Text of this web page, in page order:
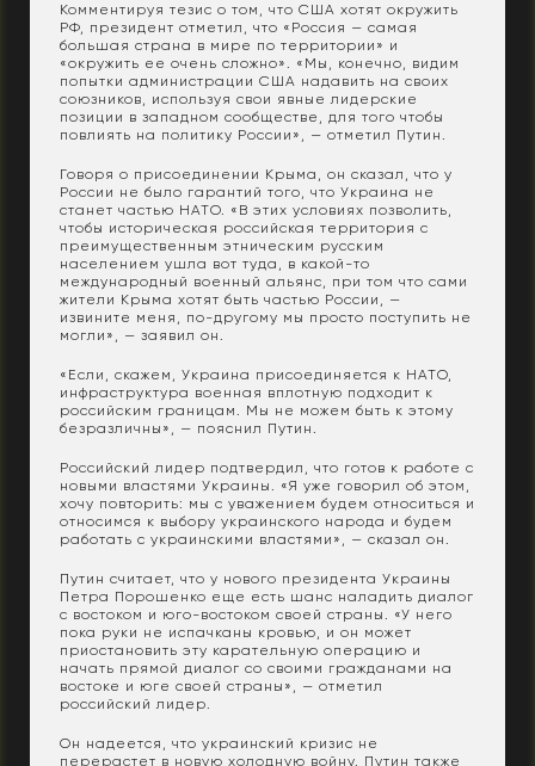
Комментируя тезис о том, что США хотят окружить
РФ, президент отметил, что «Россия — самая
большая страна в мире по территории» и
«окружить ее очень сложно». «Мы, конечно, видим
попытки администрации США надавить на своих
союзников, используя свои явные лидерские
позиции в западном сообществе, для того чтобы
повлиять на политику России», — отметил Путин.
Говоря о присоединении Крыма, он сказал, что у
России не было гарантий того, что Украина не
станет частью НАТО. «В этих условиях позволить,
чтобы историческая российская территория с
преимущественным этническим русским
населением ушла вот туда, в какой-то
международный военный альянс, при том что сами
жители Крыма хотят быть частью России, —
извините меня, по-другому мы просто поступить не
могли», — заявил он.
«Если, скажем, Украина присоединяется к НАТО,
инфраструктура военная вплотную подходит к
российским границам. Мы не можем быть к этому
безразличны», — пояснил Путин.
Российский лидер подтвердил, что готов к работе с
новыми властями Украины. «Я уже говорил об этом,
хочу повторить: мы с уважением будем относиться и
относимся к выбору украинского народа и будем
работать с украинскими властями», — сказал он.
Путин считает, что у нового президента Украины
Петра Порошенко еще есть шанс наладить диалог
с востоком и юго-востоком своей страны. «У него
пока руки не испачканы кровью, и он может
приостановить эту карательную операцию и
начать прямой диалог со своими гражданами на
востоке и юге своей страны», — отметил
российский лидер.
Он надеется, что украинский кризис не
перерастет в новую холодную войну. Путин также